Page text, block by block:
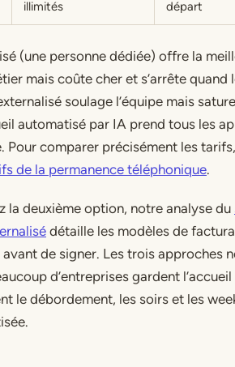
illimités
départ
(une personne dédiée) offre la
mais coûte cher et s’arrête quand
soulage l’équipe mais
automatisé par IA prend tous les
Pour comparer précisément les
de la permanence téléphonique.
la deuxième option, notre analyse du
détaille les modèles de
de signer. Les trois approches
d’entreprises gardent
le débordement, les soirs et les